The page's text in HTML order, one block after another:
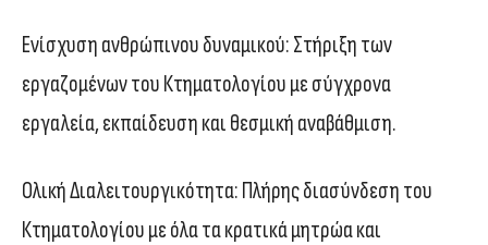
Ενίσχυση ανθρώπινου δυναμικού: Στήριξη των
εργαζομένων του Κτηματολογίου με σύγχρονα
εργαλεία, εκπαίδευση και θεσμική αναβάθμιση.
Ολική Διαλειτουργικότητα: Πλήρης διασύνδεση του
Κτηματολογίου με όλα τα κρατικά μητρώα και